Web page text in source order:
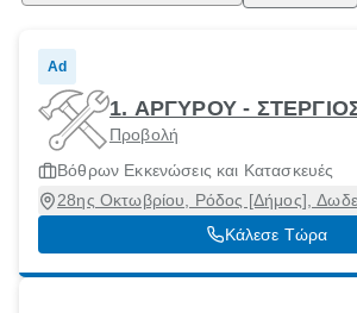
Ad
1. ΑΡΓΥΡΟΥ -
Προβολή
Βόθρων Εκκενώσεις και Κατασκευές
28ης Οκτωβρίου, Ρόδος [Δήμος],
Κάλεσε Τώρα